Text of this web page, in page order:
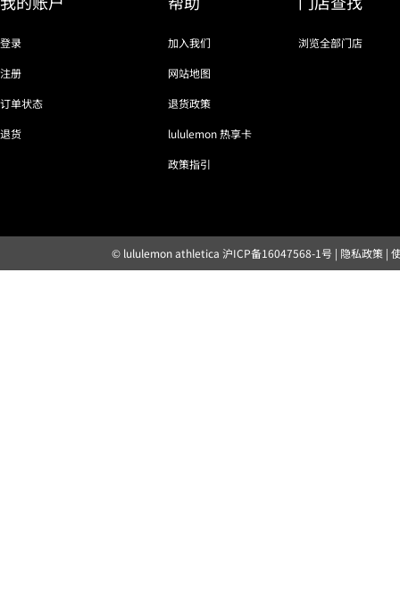
登录
注册
订单状态
退货
加入我们
网站地图
退货政策
lululemon 热享卡
政策指引
浏览全部门店
© lululemon athletica 沪ICP备16047568-1号 | 隐私政策|